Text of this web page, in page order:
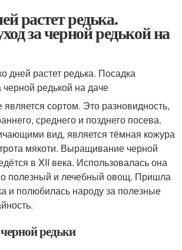
растет редька.
за черной редькой на
сортом. Это разновидность,
среднего и позднего посева.
вид, является тёмная кожура
мякоти. Выращивание черной
в XII века. Использовалась она
полезный и лечебный овощ. Пришла
и полюбилась народу за полезные
редьки